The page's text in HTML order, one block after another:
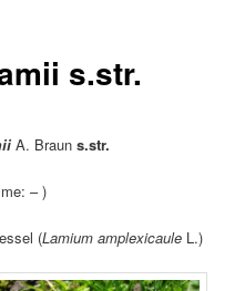
s.str.
A. Braun s.str.
– )
(Lamium amplexicauleL.)